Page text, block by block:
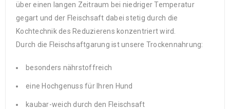
über einen langen Zeitraum bei niedriger Temperatur
gegart und der Fleischsaft dabei stetig durch die
Kochtechnik des Reduzierens konzentriert wird.
Durch die Fleischsaftgarung ist unsere Trockennahrung:
besonders nährstoffreich
eine Hochgenuss für Ihren Hund
kaubar-weich durch den Fleischsaft